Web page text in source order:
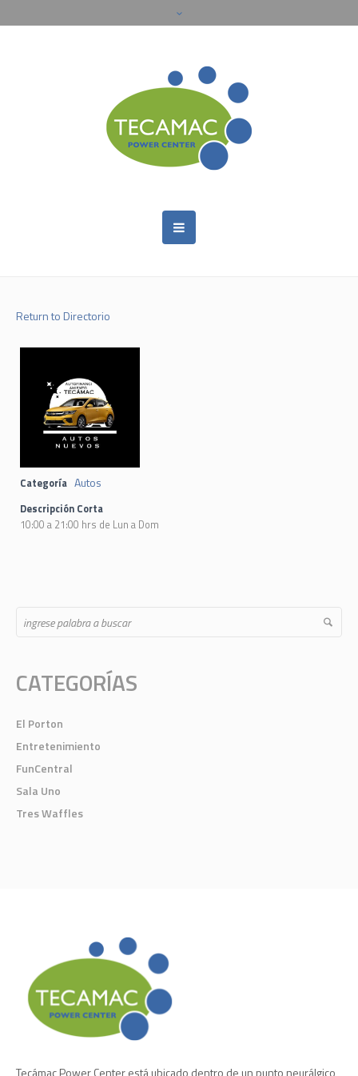
Return to Directorio
Categoría Autos
Descripción Corta
10:00 a 21:00 hrs de Lun a Dom
CATEGORÍAS
El Porton
Entretenimiento
FunCentral
Sala Uno
Tres Waffles
Tecámac Power Center está ubicado dentro de un punto neurálgico